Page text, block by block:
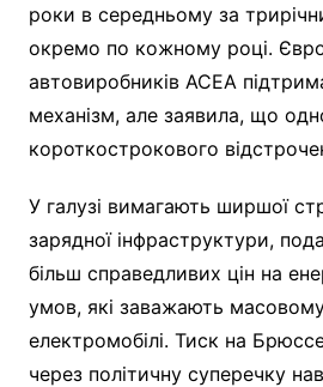
роки в середньому за
окремо по кожному році.
автовиробників ACEA
механізм, але заявила, що
короткострокового
У галузі вимагають ширшої
зарядної інфраструктури,
більш справедливих цін на
умов, які заважають
електромобілі. Тиск на
через політичну суперечку